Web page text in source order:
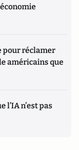
pour réclamer
américains que
l’IA n’est pas